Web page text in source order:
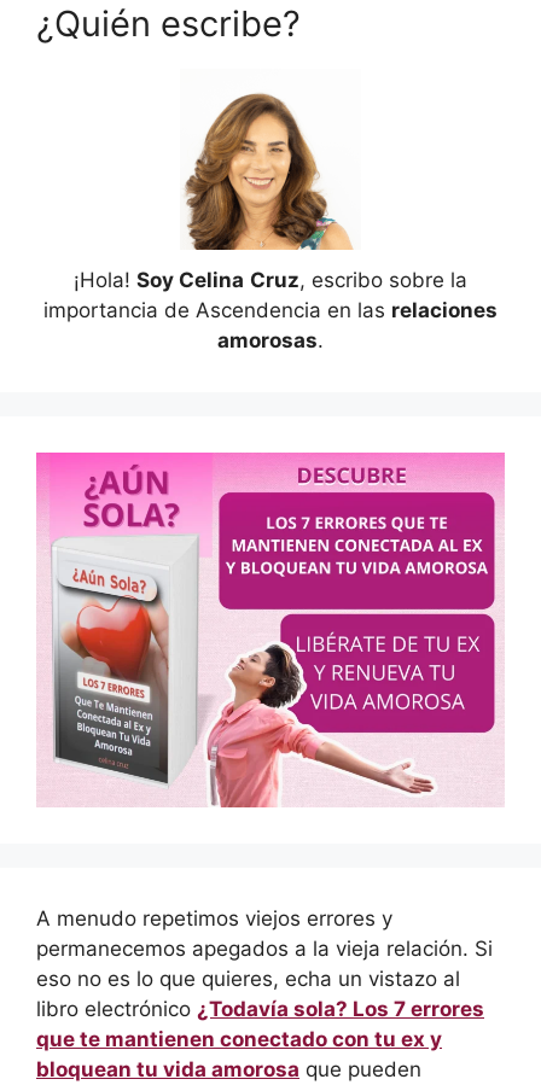
¿Quién escribe?
¡Hola! Soy Celina Cruz, escribo sobre la
importancia de Ascendencia en las relaciones
amorosas.
A menudo repetimos viejos errores y
permanecemos apegados a la vieja relación. Si
eso no es lo que quieres, echa un vistazo al
libro electrónico ¿Todavía sola? Los 7 errores
que te mantienen conectado con tu ex y
bloquean tu vida amorosa que pueden